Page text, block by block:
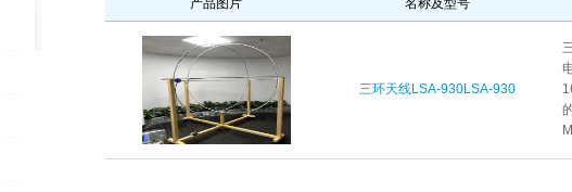
产品图片 名称及型号
三环天线LSA-930LSA-930